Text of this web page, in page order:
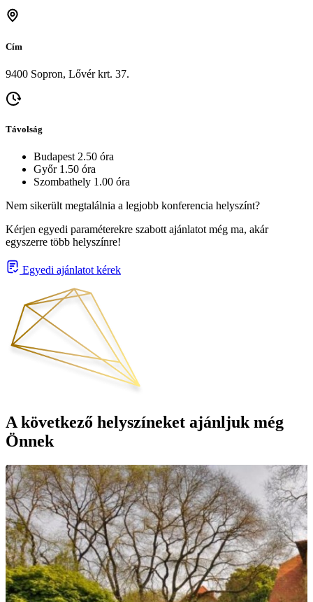
Cím
9400 Sopron, Lővér krt. 37.
Távolság
Budapest 2.50 óra
Győr 1.50 óra
Szombathely 1.00 óra
Nem sikerült megtalálnia a legjobb konferencia helyszínt?
Kérjen egyedi paraméterekre szabott ajánlatot még ma, akár
egyszerre több helyszínre!
Egyedi ajánlatot kérek
A következő helyszíneket ajánljuk még
Önnek